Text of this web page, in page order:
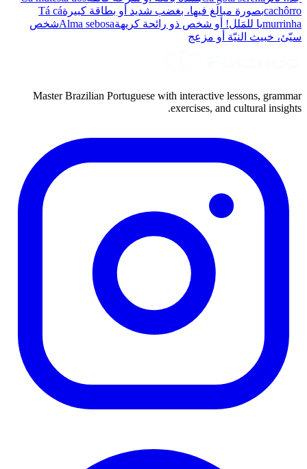
cachôrroبصورة مبالَغ فيها، بغضب شديد أو بطاقة كبيرةTá cá
murrinhaيا للمَلل! أو شخص ذو رائحة كريهةAlma sebosaشخص
سيّئ، خبيث النيّة أو مزعج
Master Brazilian Portuguese with interactive lessons, grammar
exercises, and cultural insights.